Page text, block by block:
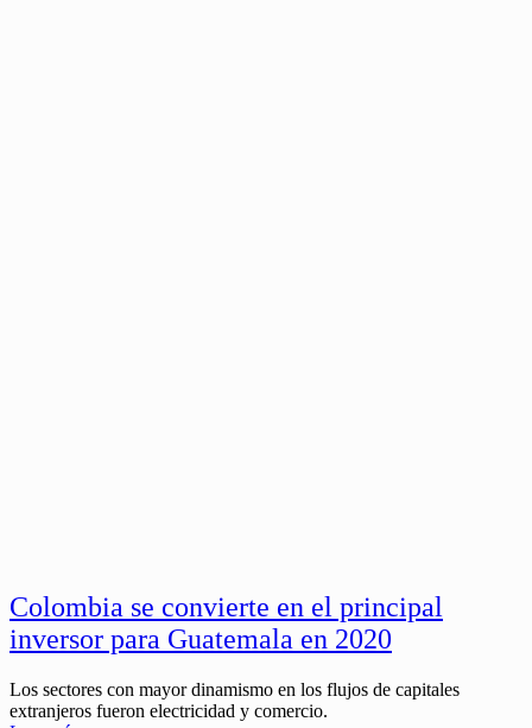
Colombia se convierte en el principal
inversor para Guatemala en 2020
Los sectores con mayor dinamismo en los flujos de capitales
extranjeros fueron electricidad y comercio.